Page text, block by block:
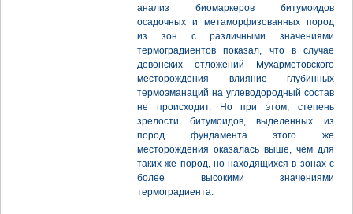
анализ биомаркеров битумоидов
осадочных и метаморфизованных пород
из зон с различными значениями
термоградиентов показал, что в случае
девонских отложений Мухарметовского
месторождения влияние глубинных
термоэманаций на углеводородный состав
не происходит. Но при этом, степень
зрелости битумоидов, выделенных из
пород фундамента этого же
месторождения оказалась выше, чем для
таких же пород, но находящихся в зонах с
более высокими значениями
термоградиента.